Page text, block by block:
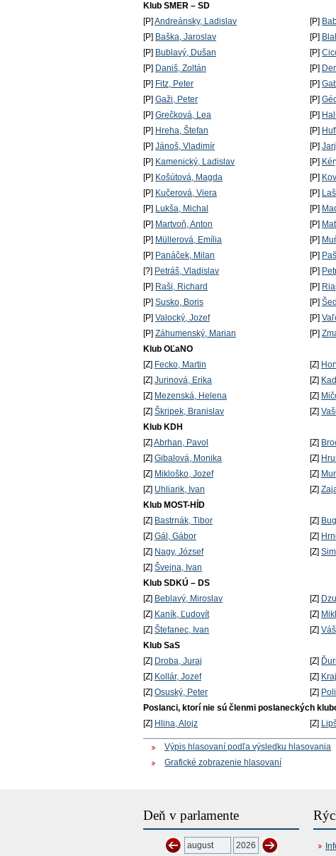
Klub SMER – SD
[P] Andreánsky, Ladislav [P]
[P] Baška, Jaroslav [P]
[P] Bublavý, Dušan [P]
[P] Daniš, Zoltán [P]
[P] Fitz, Peter [P]
[P] Gaži, Peter [P]
[P] Grečková, Lea [P]
[P] Hreha, Štefan [P]
[P] Jánoš, Vladimír [P]
[P] Kamenický, Ladislav [P]
[P] Košútová, Magda [P]
[P] Kučerová, Viera [P]
[P] Lukša, Michal [P]
[P] Martvoň, Anton [P]
[P] Müllerová, Emília [P]
[P] Panáček, Milan [P]
[?] Petráš, Vladislav [P]
[P] Raši, Richard [P]
[P] Susko, Boris [P]
[P] Valocký, Jozef [P]
[P] Záhumenský, Marian [P]
Klub OĽaNO
[Z] Fecko, Martin [Z]
[Z] Jurinová, Erika [Z]
[Z] Mezenská, Helena [Z]
[Z] Škripek, Branislav [Z]
Klub KDH
[Z] Abrhan, Pavol [Z]
[Z] Gibalová, Monika [Z]
[Z] Mikloško, Jozef [Z]
[Z] Uhliarik, Ivan [Z]
Klub MOST-HÍD
[Z] Bastrnák, Tibor [Z]
[Z] Gál, Gábor [Z]
[Z] Nagy, József [Z]
[Z] Švejna, Ivan
Klub SDKÚ – DS
[Z] Beblavý, Miroslav [Z]
[Z] Kaník, Ľudovít [Z]
[Z] Štefanec, Ivan [Z]
Klub SaS
[Z] Droba, Juraj [Z]
[Z] Kollár, Jozef [Z]
[Z] Osuský, Peter [Z]
Poslanci, ktorí nie sú členmi poslaneckých
[Z] Hlina, Alojz [Z]
Výpis hlasovaní podľa výsledku hlasovania
Grafické zobrazenie hlasovaní
Deň v parlamente